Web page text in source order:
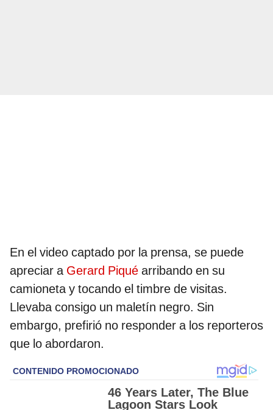
En el video captado por la prensa, se puede
apreciar a Gerard Piqué arribando en su
camioneta y tocando el timbre de visitas.
Llevaba consigo un maletín negro. Sin
embargo, prefirió no responder a los reporteros
que lo abordaron.